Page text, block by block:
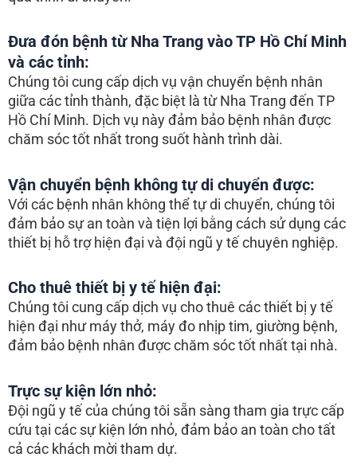
Đưa đón bệnh từ Nha Trang vào TP Hồ Chí Minh
và các tỉnh:
Chúng tôi cung cấp dịch vụ vận chuyển bệnh nhân
giữa các tỉnh thành, đặc biệt là từ Nha Trang đến TP
Hồ Chí Minh. Dịch vụ này đảm bảo bệnh nhân được
chăm sóc tốt nhất trong suốt hành trình dài.
Vận chuyển bệnh không tự di chuyển được:
Với các bệnh nhân không thể tự di chuyển, chúng tôi
đảm bảo sự an toàn và tiện lợi bằng cách sử dụng các
thiết bị hỗ trợ hiện đại và đội ngũ y tế chuyên nghiệp.
Cho thuê thiết bị y tế hiện đại:
Chúng tôi cung cấp dịch vụ cho thuê các thiết bị y tế
hiện đại như máy thở, máy đo nhịp tim, giường bệnh,
đảm bảo bệnh nhân được chăm sóc tốt nhất tại nhà.
Trực sự kiện lớn nhỏ:
Đội ngũ y tế của chúng tôi sẵn sàng tham gia trực cấp
cứu tại các sự kiện lớn nhỏ, đảm bảo an toàn cho tất
cả các khách mời tham dự.